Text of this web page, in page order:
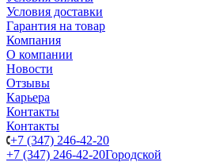
Условия доставки
Гарантия на товар
Компания
О компании
Новости
Отзывы
Карьера
Контакты
Контакты
+7 (347) 246-42-20
+7 (347) 246-42-20Городской